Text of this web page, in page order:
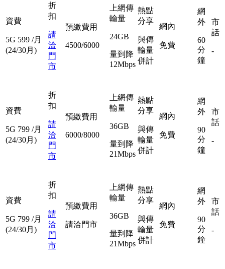
資費
5G 599 /月
(24/30月)
折
扣
請
洽
門
市
預繳費用
4500/6000
上網傳
輸量
24GB
量到降
12Mbps
熱點
分享
與傳
輸量
併計
網內
免費
網
外
60
分
鐘
市
話
-
資費
5G 799 /月
(24/30月)
折
扣
請
洽
門
市
預繳費用
6000/8000
上網傳
輸量
36GB
量到降
21Mbps
熱點
分享
與傳
輸量
併計
網內
免費
網
外
90
分
鐘
市
話
-
資費
5G 799 /月
(24/30月)
折
扣
請
洽
門
市
預繳費用
請洽門市
上網傳
輸量
36GB
量到降
21Mbps
熱點
分享
與傳
輸量
併計
網內
免費
網
外
90
分
鐘
市
話
-